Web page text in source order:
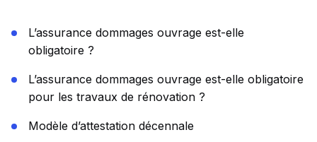
L’assurance dommages ouvrage est-elle
obligatoire ?
L’assurance dommages ouvrage est-elle obligatoire
pour les travaux de rénovation ?
Modèle d’attestation décennale